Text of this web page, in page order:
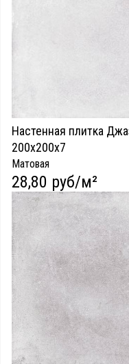
Настенная плитка
200х200х7
Матовая
28,80 руб/м²